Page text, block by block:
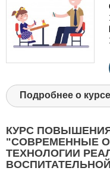
Подробнее о курсе
КУРС
"СОВРЕМЕННЫЕ
ТЕХНОЛОГИИ